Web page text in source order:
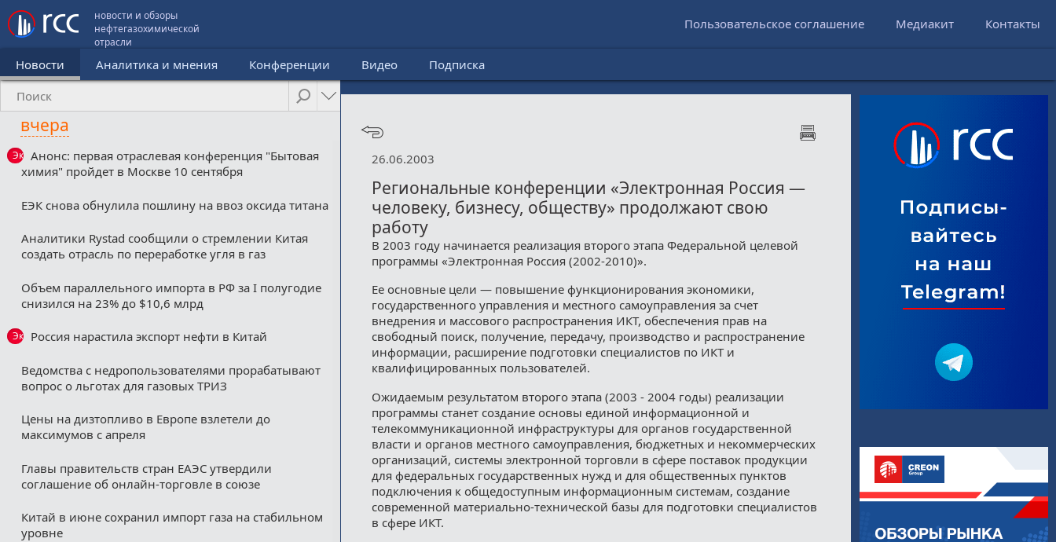
новости и обзоры
нефтегазохимической
отрасли
Пользовательское соглашение Медиакит Контакты
Новости Аналитика и мнения Конференции Видео Подписка
вчера
Эксклюзив
Анонс: первая отраслевая конференция "Бытовая
химия" пройдет в Москве 10 сентября
ЕЭК снова обнулила пошлину на ввоз оксида титана
Аналитики Rystad сообщили о стремлении Китая
создать отрасль по переработке угля в газ
Объем параллельного импорта в РФ за I полугодие
снизился на 23% до $10,6 млрд
Эксклюзив
Россия нарастила экспорт нефти в Китай
Ведомства с недропользователями прорабатывают
вопрос о льготах для газовых ТРИЗ
Цены на дизтопливо в Европе взлетели до
максимумов с апреля
Главы правительств стран ЕАЭС утвердили
соглашение об онлайн-торговле в союзе
Китай в июне сохранил импорт газа на стабильном
уровне
26.06.2003
Региональные конференции «Электронная Россия —
человеку, бизнесу, обществу» продолжают свою
работу
В 2003 году начинается реализация второго этапа Федеральной целевой
программы «Электронная Россия (2002-2010)».
Ее основные цели — повышение функционирования экономики,
государственного управления и местного самоуправления за счет
внедрения и массового распространения ИКТ, обеспечения прав на
свободный поиск, получение, передачу, производство и распространение
информации, расширение подготовки специалистов по ИКТ и
квалифицированных пользователей.
Ожидаемым результатом второго этапа (2003 - 2004 годы) реализации
программы станет создание основы единой информационной и
телекоммуникационной инфраструктуры для органов государственной
власти и органов местного самоуправления, бюджетных и некоммерческих
организаций, системы электронной торговли в сфере поставок продукции
для федеральных государственных нужд и для общественных пунктов
подключения к общедоступным информационным системам, создание
современной материально-технической базы для подготовки специалистов
в сфере ИКТ.